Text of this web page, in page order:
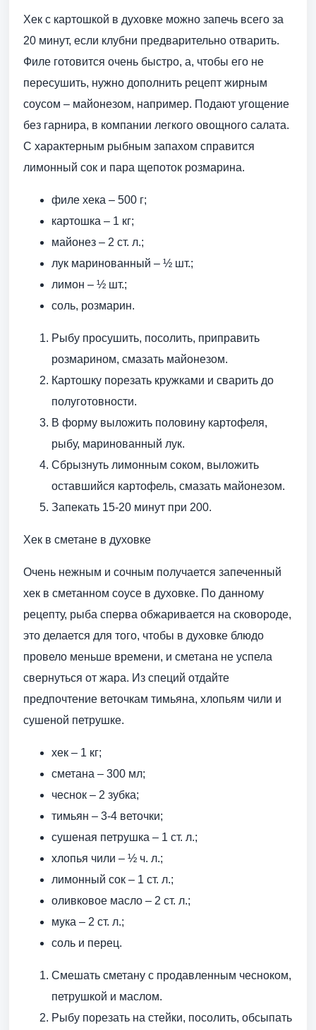
Хек с картошкой в духовке можно запечь всего за
20 минут, если клубни предварительно отварить.
Филе готовится очень быстро, а, чтобы его не
пересушить, нужно дополнить рецепт жирным
соусом – майонезом, например. Подают угощение
без гарнира, в компании легкого овощного салата.
С характерным рыбным запахом справится
лимонный сок и пара щепоток розмарина.
филе хека – 500 г;
картошка – 1 кг;
майонез – 2 ст. л.;
лук маринованный – ½ шт.;
лимон – ½ шт.;
соль, розмарин.
Рыбу просушить, посолить, приправить
розмарином, смазать майонезом.
Картошку порезать кружками и сварить до
полуготовности.
В форму выложить половину картофеля,
рыбу, маринованный лук.
Сбрызнуть лимонным соком, выложить
оставшийся картофель, смазать майонезом.
Запекать 15-20 минут при 200.
Хек в сметане в духовке
Очень нежным и сочным получается запеченный
хек в сметанном соусе в духовке. По данному
рецепту, рыба сперва обжаривается на сковороде,
это делается для того, чтобы в духовке блюдо
провело меньше времени, и сметана не успела
свернуться от жара. Из специй отдайте
предпочтение веточкам тимьяна, хлопьям чили и
сушеной петрушке.
хек – 1 кг;
сметана – 300 мл;
чеснок – 2 зубка;
тимьян – 3-4 веточки;
сушеная петрушка – 1 ст. л.;
хлопья чили – ½ ч. л.;
лимонный сок – 1 ст. л.;
оливковое масло – 2 ст. л.;
мука – 2 ст. л.;
соль и перец.
Смешать сметану с продавленным чесноком,
петрушкой и маслом.
Рыбу порезать на стейки, посолить, обсыпать